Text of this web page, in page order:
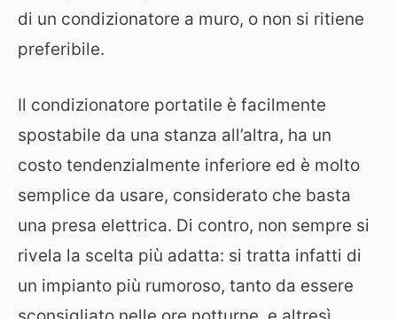
di un condizionatore a muro, o non si ritiene
preferibile.
Il condizionatore portatile è facilmente
spostabile da una stanza all’altra, ha un
costo tendenzialmente inferiore ed è molto
semplice da usare, considerato che basta
una presa elettrica. Di contro, non sempre si
rivela la scelta più adatta: si tratta infatti di
un impianto più rumoroso, tanto da essere